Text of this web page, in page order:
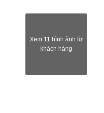
Xem 11 hình ảnh từ
khách hàng